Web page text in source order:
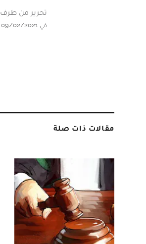
تحرير من طرف
في 09/02/2021 على الساعة 15:30
مقالات ذات صلة